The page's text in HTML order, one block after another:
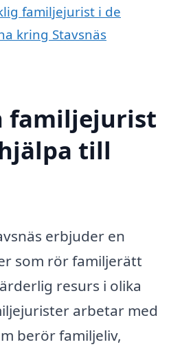
familjejurist i de
kring Stavsnäs
familjejurist
till
erbjuder en
som rör familjerätt
resurs i olika
arbetar med
berör familjeliv,